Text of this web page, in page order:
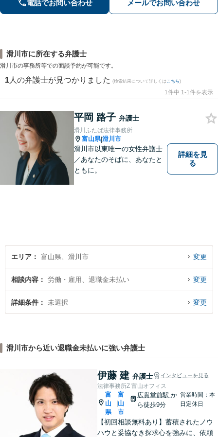
きるケースあり」【休日・夜間相談
電話でお問い合わせ メールでお問い合わせ
滑川市に所在する弁護士
滑川市の事務所等での面談予約が可能です。
1 人の弁護士が見つかりました (検索結果について詳しくは こちら)
1件中 1-1件を表示
平岡 路子 弁護士
滑川ふたば法律事務所
富山県|滑川市
滑川市以東唯一の女性弁護士
／あなたのそばに、あなたと
ともに。
詳細を見
る
エリア 富山県、滑川市 変更
相談内容 労働・雇用、退職金未払い 変更
詳細条件 未選択 変更
滑川市から近い退職金未払いに強い弁護士
伊藤 建 弁護士 インタビューを見る
法律事務所Z 富山オフィス
富
山
県
富
山
市
広貫堂前駅 か
ら徒歩9分
営業時間：本
日定休日
【初回相談無料あり】蓄積されたノウ
ハウと妥協なき探求心を強みに、依頼